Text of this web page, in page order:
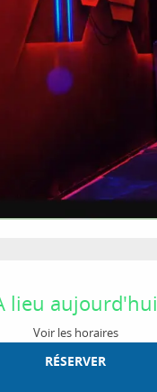
lieu aujourd'hui
Voir les horaires
RÉSERVER